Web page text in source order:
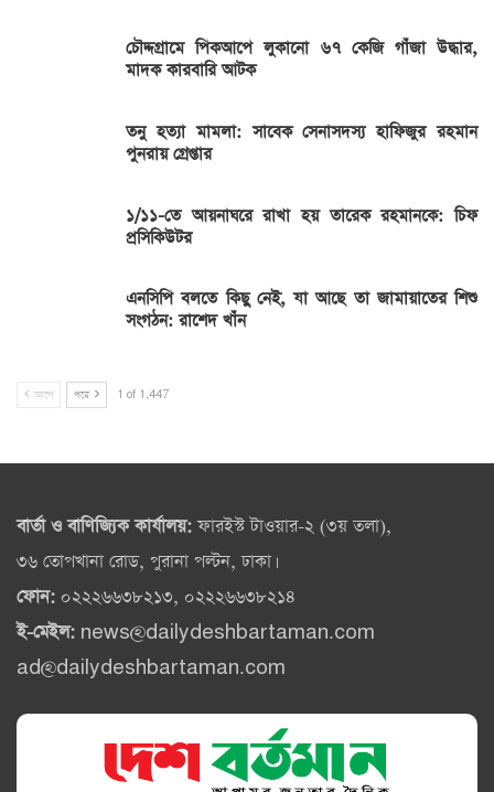
চৌদ্দগ্রামে পিকআপে লুকানো ৬৭ কেজি গাঁজা উদ্ধার,
মাদক কারবারি আটক
তনু হত্যা মামলা: সাবেক সেনাসদস্য হাফিজুর রহমান
পুনরায় গ্রেপ্তার
১/১১-তে আয়নাঘরে রাখা হয় তারেক রহমানকে: চিফ
প্রসিকিউটর
এনসিপি বলতে কিছু নেই, যা আছে তা জামায়াতের শিশু
সংগঠন: রাশেদ খাঁন
আগে পরে 1 of 1,447
বার্তা ও বাণিজ্যিক কার্যালয়:ফারইস্ট টাওয়ার-২ (৩য় তলা),
৩৬ তোপখানা রোড, পুরানা পল্টন, ঢাকা।
ফোন: ০২২২৬৬৩৮২১৩, ০২২২৬৬৩৮২১৪
ই-মেইল: news@dailydeshbartaman.com
ad@dailydeshbartaman.com